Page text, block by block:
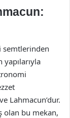
semtlerinden
Lahmacun’dur.
olan bu mekan,